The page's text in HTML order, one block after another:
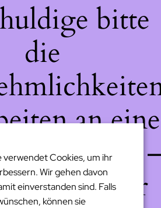
bitte
die
an
Sache
bald wieder
verwendet Cookies, um ihr
Wir gehen davon
einverstanden sind. Falls
können sie